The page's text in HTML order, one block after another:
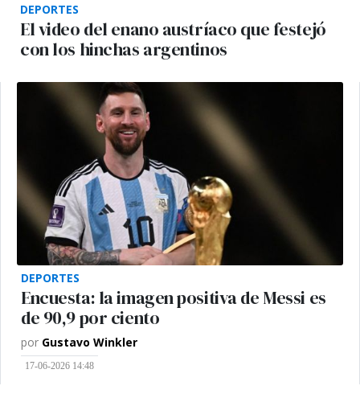
DEPORTES
El video del enano austríaco que festejó
con los hinchas argentinos
DEPORTES
Encuesta: la imagen positiva de Messi es
de 90,9 por ciento
por Gustavo Winkler
17-06-2026 14:48